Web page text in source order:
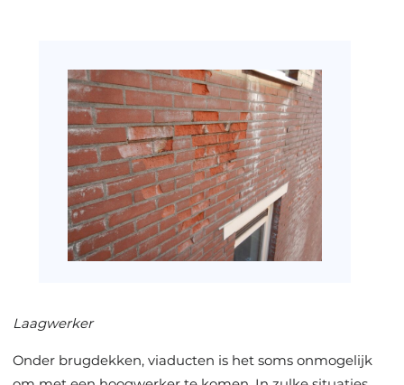
Laagwerker
Onder brugdekken, viaducten is het soms onmogelijk